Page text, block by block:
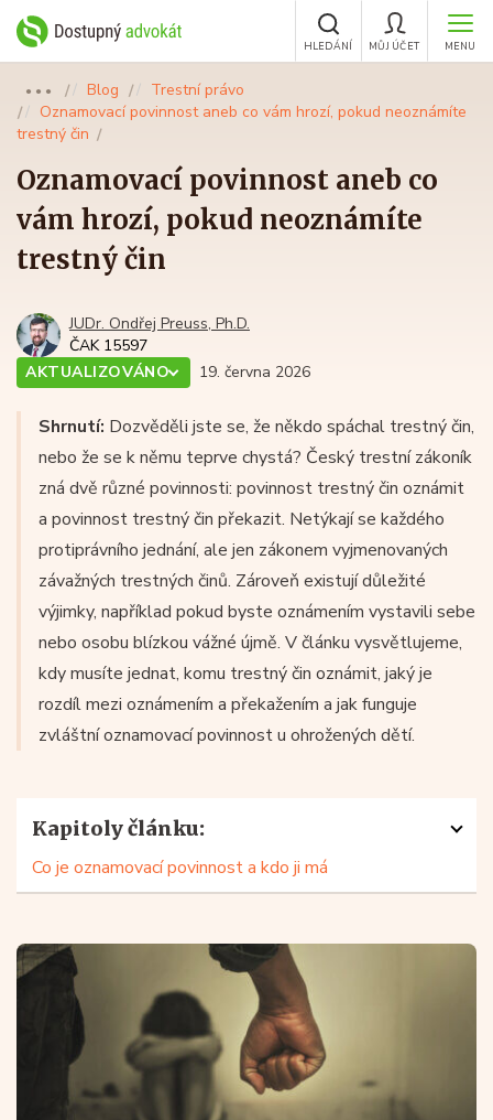
MENU
MŮJ ÚČET
HLEDÁNÍ
●●● Blog
Trestní právo
Oznamovací povinnost aneb co vám hrozí, pokud neoznámíte
trestný čin
Oznamovací povinnost aneb co
vám hrozí, pokud neoznámíte
trestný čin
JUDr. Ondřej Preuss, Ph.D.
ČAK 15597
AKTUALIZOVÁNO
19. června 2026
Shrnutí: Dozvěděli jste se, že někdo spáchal trestný čin,
nebo že se k němu teprve chystá? Český trestní zákoník
zná dvě různé povinnosti: povinnost trestný čin oznámit
a povinnost trestný čin překazit. Netýkají se každého
protiprávního jednání, ale jen zákonem vyjmenovaných
závažných trestných činů. Zároveň existují důležité
výjimky, například pokud byste oznámením vystavili sebe
nebo osobu blízkou vážné újmě. V článku vysvětlujeme,
kdy musíte jednat, komu trestný čin oznámit, jaký je
rozdíl mezi oznámením a překažením a jak funguje
zvláštní oznamovací povinnost u ohrožených dětí.
Kapitoly článku:
Co je oznamovací povinnost a kdo ji má